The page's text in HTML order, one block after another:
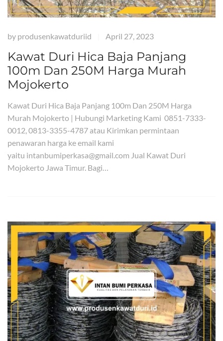
by produsenkawatduriid April 27, 2023
Kawat Duri Hica Baja Panjang
100m Dan 250M Harga Murah
Mojokerto
Kawat Duri Hica Baja Panjang 100m Dan 250M Harga
Murah Mojokerto | Hubungi Marketing Kami 0851-7333-
0012, 0813-3355-4787 atau Kirimkan permintaan
penawaran harga ke email kami
yaitu intanbumiperkasa@gmail.com Jual Kawat Duri
Mojokerto Jawa Timur. Bagi…